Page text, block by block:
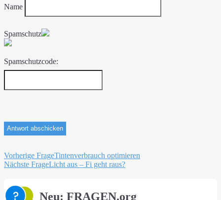
Name
Spamschutz
Spamschutzcode:
Beitragsnavigation
Vorherige FrageTintenverbrauch optimieren
Nächste FrageLicht aus – Fi geht raus?
Neu: FRAGEN.org